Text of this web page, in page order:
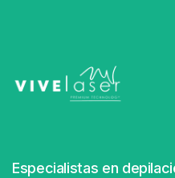
Especialistas en